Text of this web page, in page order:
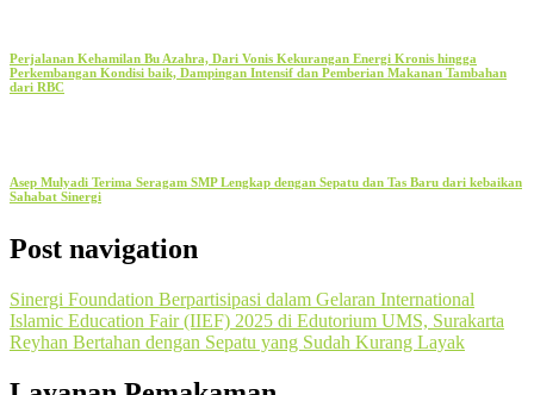
Perjalanan Kehamilan Bu Azahra, Dari Vonis Kekurangan Energi Kronis hingga
Perkembangan Kondisi baik, Dampingan Intensif dan Pemberian Makanan Tambahan
dari RBC
Asep Mulyadi Terima Seragam SMP Lengkap dengan Sepatu dan Tas Baru dari kebaikan
Sahabat Sinergi
Post navigation
Sinergi Foundation Berpartisipasi dalam Gelaran International
Islamic Education Fair (IIEF) 2025 di Edutorium UMS, Surakarta
Reyhan Bertahan dengan Sepatu yang Sudah Kurang Layak